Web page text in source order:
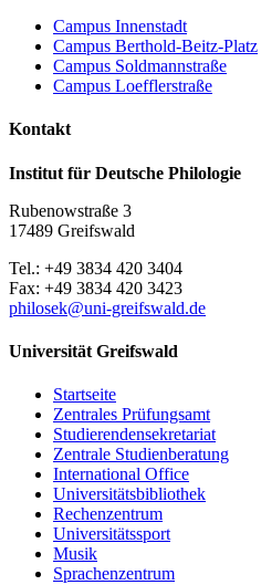
Campus Innenstadt
Campus Berthold-Beitz-Platz
Campus Soldmannstraße
Campus Loefflerstraße
Kontakt
Institut für Deutsche Philologie
Rubenowstraße 3
17489 Greifswald
Tel.: +49 3834 420 3404
Fax: +49 3834 420 3423
philosek@uni-greifswald.de
Universität Greifswald
Startseite
Zentrales Prüfungsamt
Studierendensekretariat
Zentrale Studienberatung
International Office
Universitätsbibliothek
Rechenzentrum
Universitätssport
Musik
Sprachenzentrum